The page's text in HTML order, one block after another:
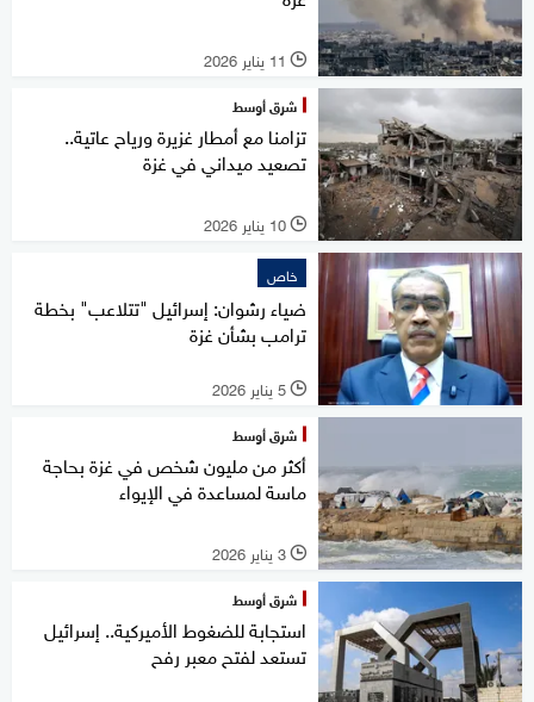
l 11 يناير 2026
شرق أوسط
تزامنا مع أمطار غزيرة ورياح عاتية..
تصعيد ميداني في غزة
l 10 يناير 2026
خاص
ضياء رشوان: إسرائيل "تتلاعب" بخطة
ترامب بشأن غزة
l 5 يناير 2026
شرق أوسط
أكثر من مليون شخص في غزة بحاجة
ماسة لمساعدة في الإيواء
l 3 يناير 2026
شرق أوسط
استجابة للضغوط الأميركية.. إسرائيل
تستعد لفتح معبر رفح